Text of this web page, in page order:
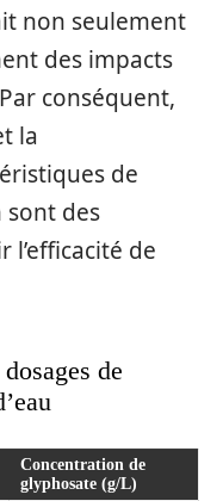
non seulement
des impacts
conséquent,
la
de
sont des
l’efficacité de
de
Concentration de
glyphosate (g/L)